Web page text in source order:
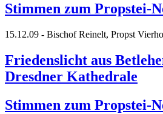
Stimmen zum Propstei-
15.12.09 - Bischof Reinelt, Propst
Friedenslicht aus
Dresdner Kathedrale
Stimmen zum Propstei-